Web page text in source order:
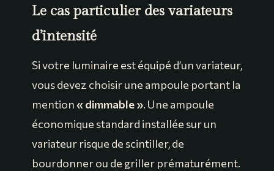
Le cas particulier des variateurs
d’intensité
Si votre luminaire est équipé d’un variateur,
vous devez choisir une ampoule portant la
mention« dimmable ». Une ampoule
économique standard installée sur un
variateur risque de scintiller, de
bourdonner ou de griller prématurément.